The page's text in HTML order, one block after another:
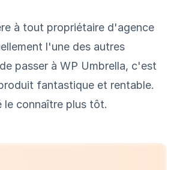
à tout propriétaire d'agence
l'une des autres
passer à WP Umbrella, c'est
fantastique et rentable.
le connaître plus tôt.